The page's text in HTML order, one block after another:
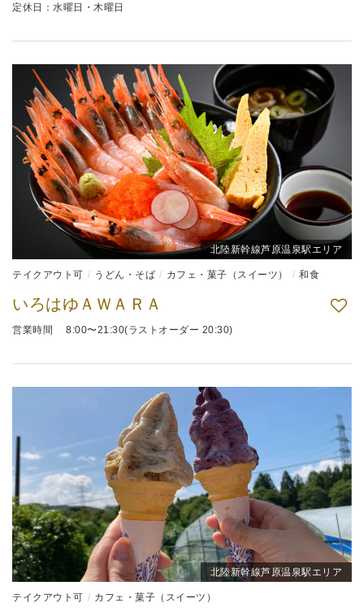
定休日：水曜日・木曜日
北陸新幹線芦原温泉駅エリア
テイクアウト可 うどん・そば カフェ・菓子（スイーツ） 和食
いろはゆＡＷＡＲＡ
営業時間 8:00〜21:30(ラストオーダー 20:30)
北陸新幹線芦原温泉駅エリア
テイクアウト可 カフェ・菓子（スイーツ）